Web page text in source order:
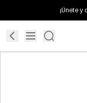
¡Únete y